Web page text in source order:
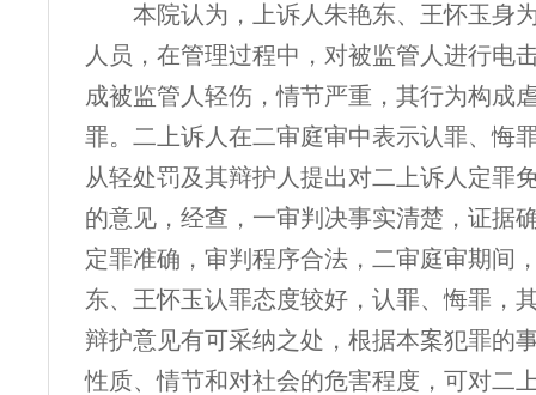
本院认为，上诉人朱艳东、王怀玉身
人员，在管理过程中，对被监管人进行电
成被监管人轻伤，情节严重，其行为构成
罪。二上诉人在二审庭审中表示认罪、悔
从轻处罚及其辩护人提出对二上诉人定罪
的意见，经查，一审判决事实清楚，证据
定罪准确，审判程序合法，二审庭审期间
东、王怀玉认罪态度较好，认罪、悔罪，
辩护意见有可采纳之处，根据本案犯罪的
性质、情节和对社会的危害程度，可对二